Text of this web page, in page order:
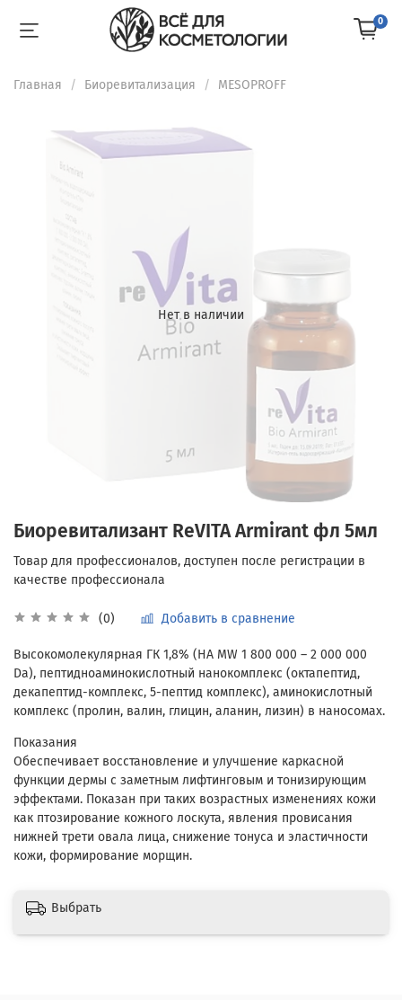
0
Главная Биоревитализация MESOPROFF
Нет в наличии
Биоревитализант ReVITA Armirant фл 5мл
(0) Добавить в сравнение
Высокомолекулярная ГК 1,8% (HA MW 1 800 000 – 2 000 000
Da), пептидноаминокислотный нанокомплекс (октапептид,
декапептид-комплекс, 5-пептид комплекс), аминокислотный
комплекс (пролин, валин, глицин, аланин, лизин) в наносомах.
Показания
Обеспечивает восстановление и улучшение каркасной
функции дермы с заметным лифтинговым и тонизирующим
эффектами. Показан при таких возрастных изменениях кожи
как птозирование кожного лоскута, явления провисания
нижней трети овала лица, снижение тонуса и эластичности
кожи, формирование морщин.
Выбрать